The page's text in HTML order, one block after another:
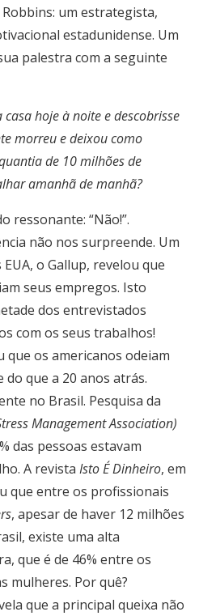
Robbins: um estrategista,
estadunidense. Um
palestra com a seguinte
casa hoje à noite e descobrisse
morreu e deixou como
de 10 milhões de
amanhã de manhã?
ressonante: “Não!”.
não nos surpreende. Um
o Gallup, revelou que
seus empregos. Isto
dos entrevistados
com os seus trabalhos!
os americanos odeiam
que a 20 anos atrás.
no Brasil. Pesquisa da
Management Association)
das pessoas estavam
A revista Isto É Dinheiro, em
que entre os profissionais
, apesar de haver 12 milhões
existe uma alta
que é de 46% entre os
mulheres. Por quê?
que a principal queixa não